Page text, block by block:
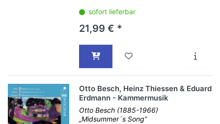
sofort lieferbar
21,99 € *
Otto Besch, Heinz Thiessen & Eduard
Erdmann - Kammermusik
Otto Besch (1885-1966)
„Midsummer´s Song“